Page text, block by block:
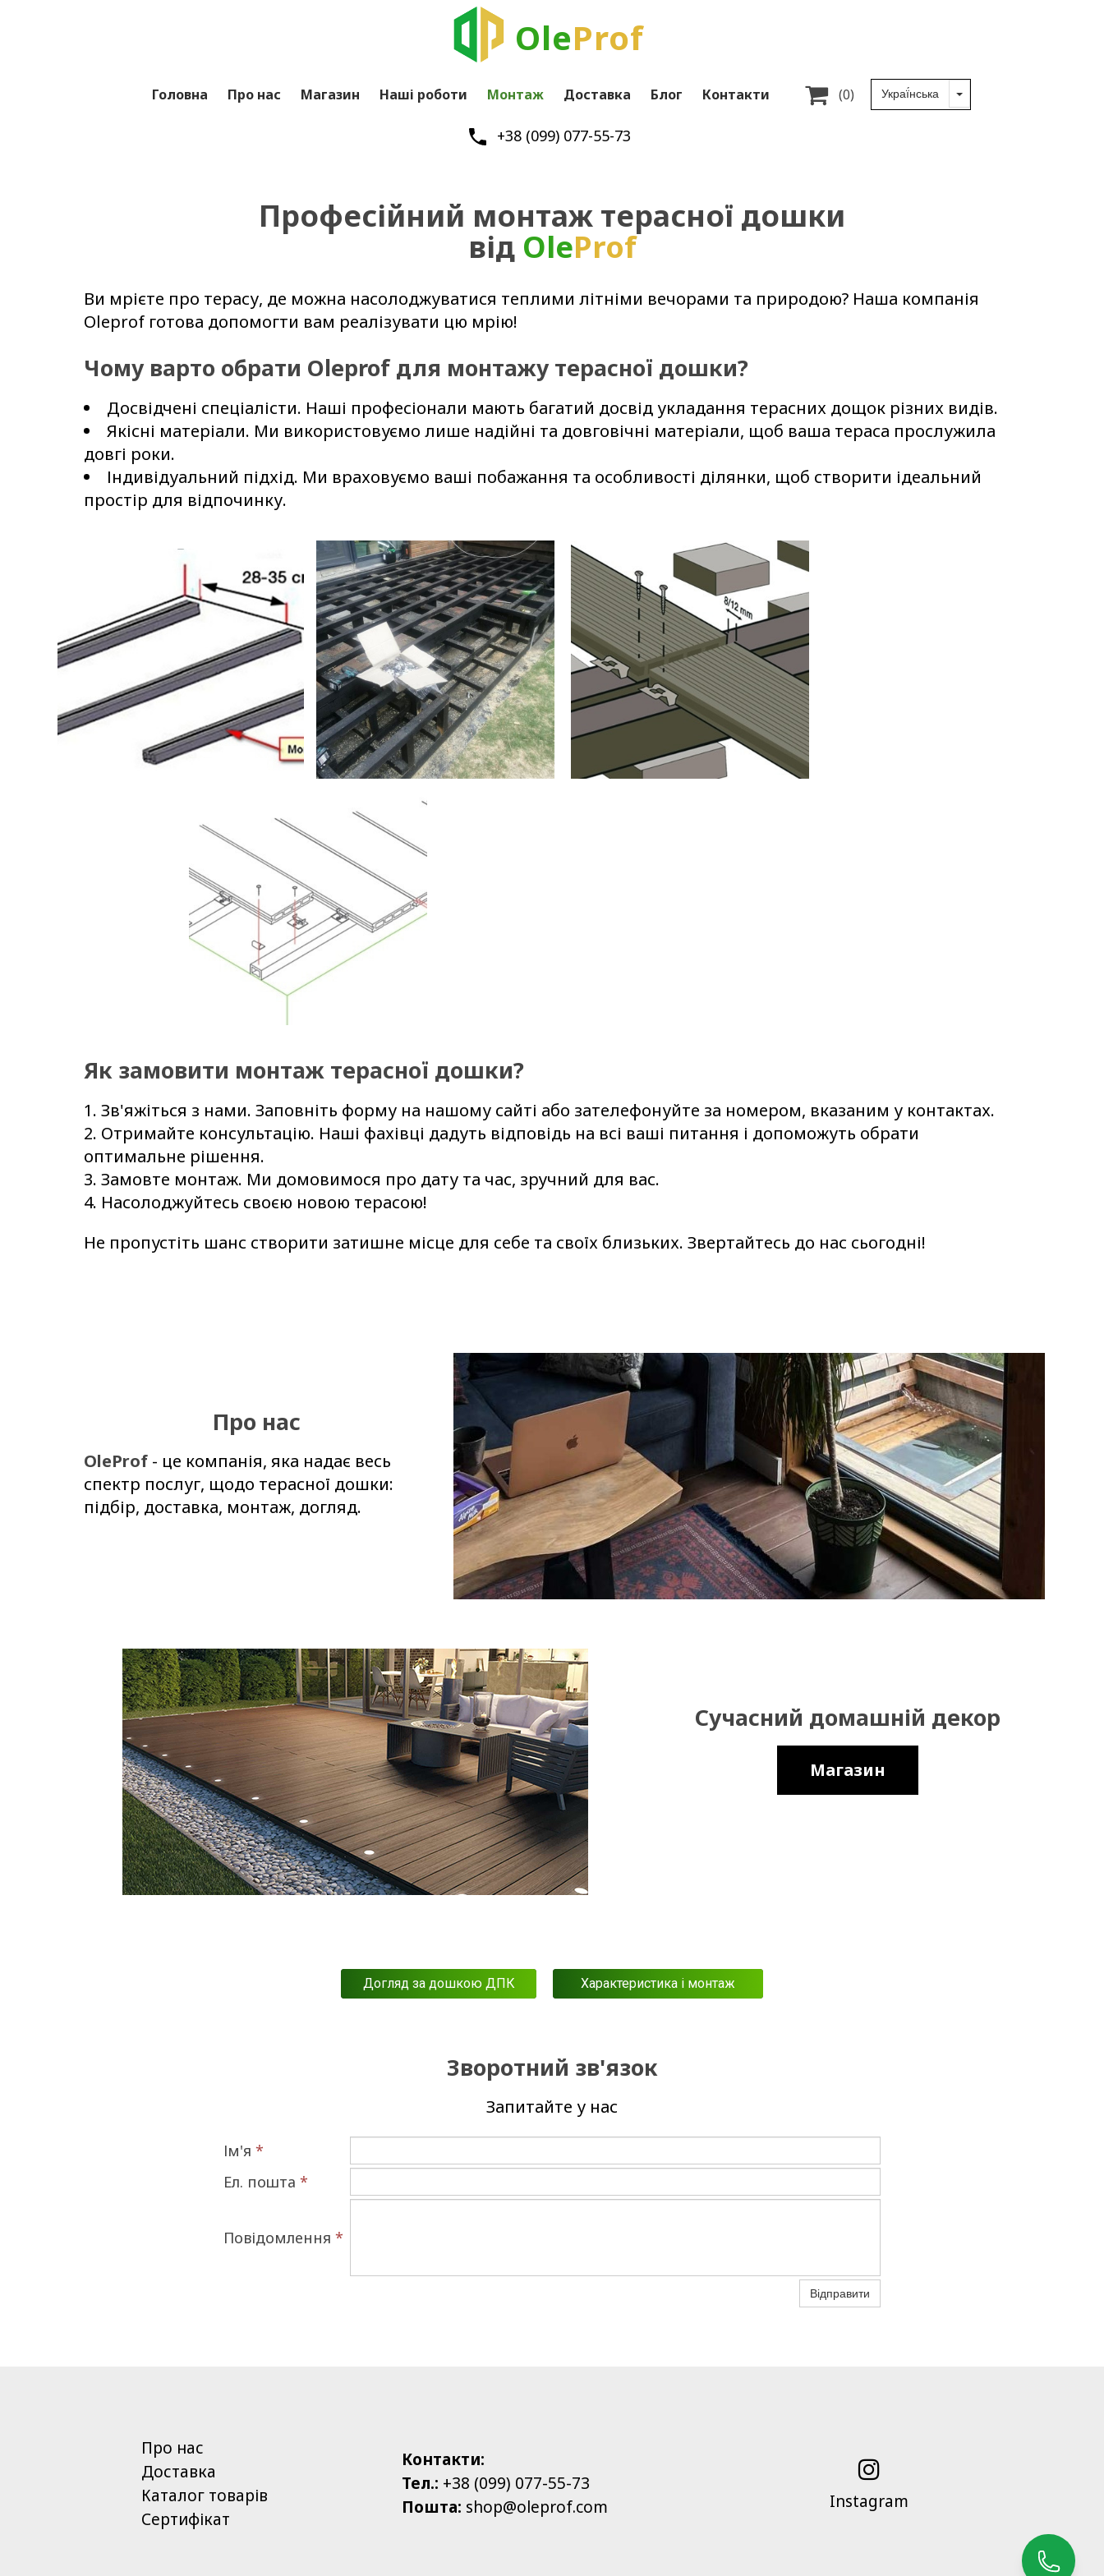
OleProf
Головна Про нас Магазин Наші роботи Монтаж Доставка Блог Контакти  (0)
+38 (099) 077-55-73
Професійний монтаж терасної дошки
від OleProf
Ви мрієте про терасу, де можна насолоджуватися теплими літніми вечорами та природою? Наша компанія
Oleprof готова допомогти вам реалізувати цю мрію!
Чому варто обрати Oleprof для монтажу терасної дошки?
Досвідчені спеціалісти. Наші професіонали мають багатий досвід укладання терасних дощок різних видів.
Якісні матеріали. Ми використовуємо лише надійні та довговічні матеріали, щоб ваша тераса прослужила
довгі роки.
Індивідуальний підхід. Ми враховуємо ваші побажання та особливості ділянки, щоб створити ідеальний
простір для відпочинку.
Як замовити монтаж терасної дошки?
Зв'яжіться з нами. Заповніть форму на нашому сайті або зателефонуйте за номером, вказаним у контактах.
Отримайте консультацію. Наші фахівці дадуть відповідь на всі ваші питання і допоможуть обрати
оптимальне рішення.
Замовте монтаж. Ми домовимося про дату та час, зручний для вас.
Насолоджуйтесь своєю новою терасою!
Не пропустіть шанс створити затишне місце для себе та своїх близьких. Звертайтесь до нас сьогодні!
Про нас
OleProf - це компанія, яка надає весь
спектр послуг, щодо терасної дошки:
підбір, доставка, монтаж, догляд.
Сучасний домашній декор
Магазин
Догляд за дошкою ДПК Характеристика і монтаж
Зворотний зв'язок
Запитайте у нас
Ім'я *
Ел. пошта *
Повідомлення *
Відправити
Про нас
Доставка
Каталог товарів
Сертифікат
Контакти:
Тел.: +38 (099) 077-55-73
Пошта: shop@oleprof.com

Instagram